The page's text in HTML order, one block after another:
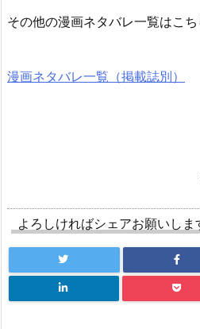
その他の漫画ネタバレ一覧はこ
漫画ネタバレ一覧（掲載誌別）
よろしければシェアお願いしま